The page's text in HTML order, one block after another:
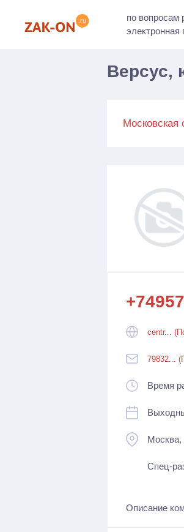
по вопросам
электронная
Версус,
Московская
centr...
79832...
Время
Москва,
Спец-
Описание